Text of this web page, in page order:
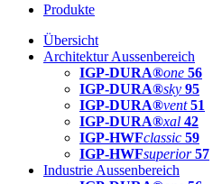
Produkte
Übersicht
Architektur Aussenbereich
IGP-DURA®one 56
IGP-DURA®sky 95
IGP-DURA®vent 51
IGP-DURA®xal 42
IGP-HWFclassic 59
IGP-HWFsuperior 57
Industrie Aussenbereich